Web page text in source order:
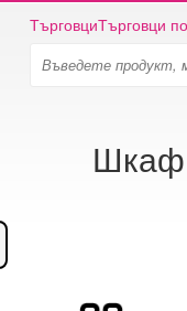
ТърговциТърговци
Шкаф